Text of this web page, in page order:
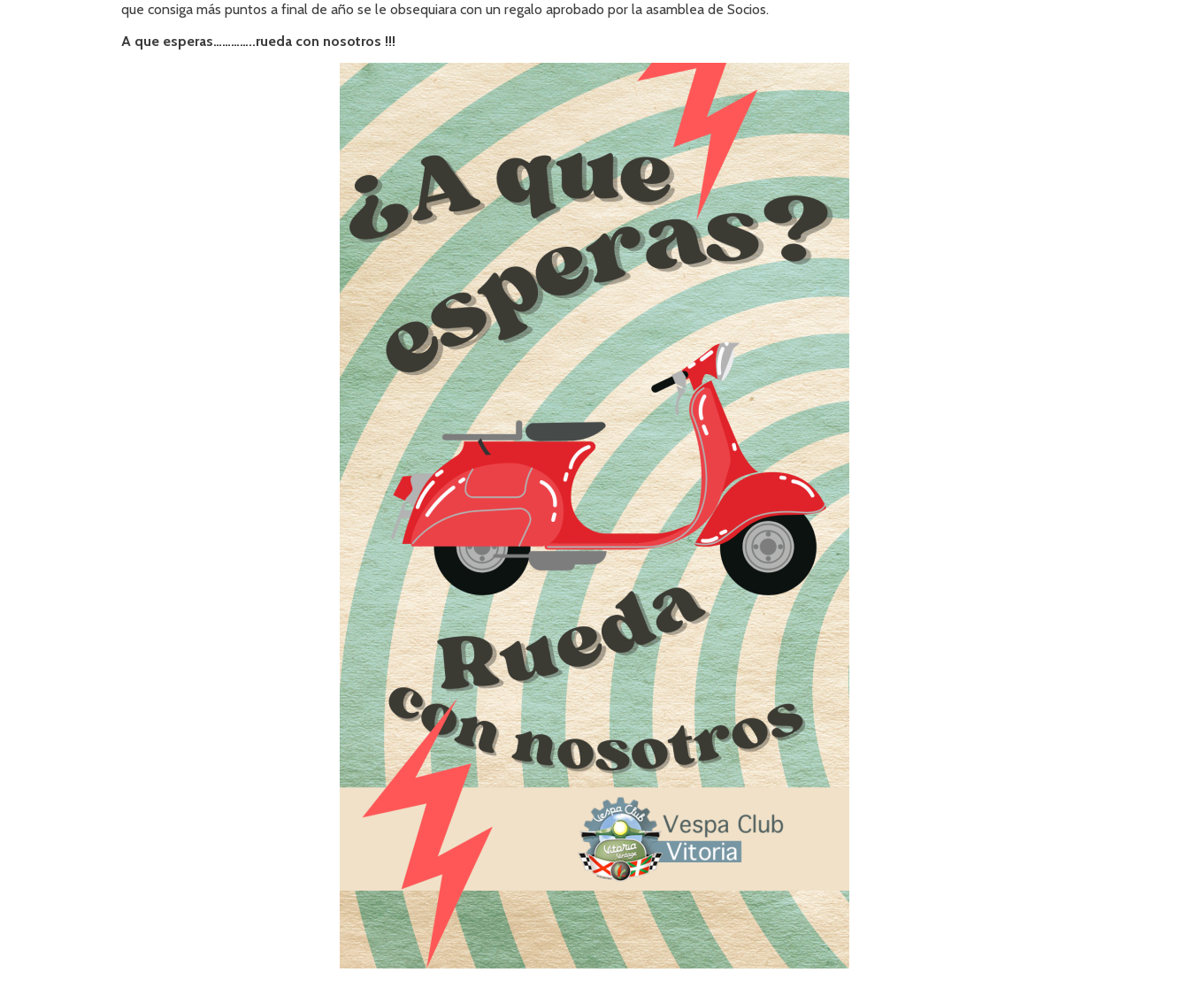
que consiga más puntos a final de año se le obsequiara con un regalo aprobado por la asamblea de Socios.
A que esperas…………..rueda con nosotros !!!